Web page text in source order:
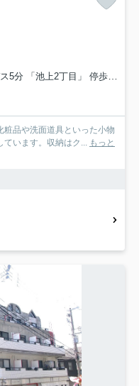
分 「池上2丁目」 停歩5分
品や洗面道具といった小物
ています。収納はク... もっと